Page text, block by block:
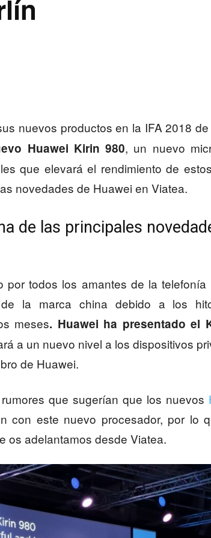
nuevos productos en la IFA 2018 de
Huawei Kirin 980, un nuevo
que elevará el rendimiento de
novedades de Huawei en Viatea.
de las principales
por todos los amantes de la telefonía
la marca china debido a los
meses. Huawei ha presentado el
a un nuevo nivel a los dispositivos
de Huawei.
que sugerían que los nuevos
con este nuevo procesador, por lo
os adelantamos desde Viatea.